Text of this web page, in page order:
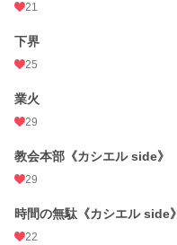
21
下界
25
業火
29
教会本部《カシエル side》
29
時間の無駄《カシエル side》
22